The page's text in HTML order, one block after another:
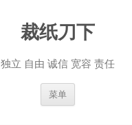
裁纸刀下
独立 自由 诚信 宽容 责任
菜单